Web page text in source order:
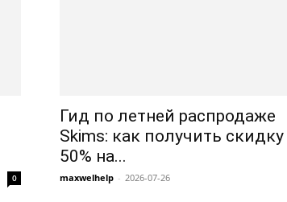
0
Гид по летней распродаже
Skims: как получить
50% на...
maxwelhelp - 2026-07-26